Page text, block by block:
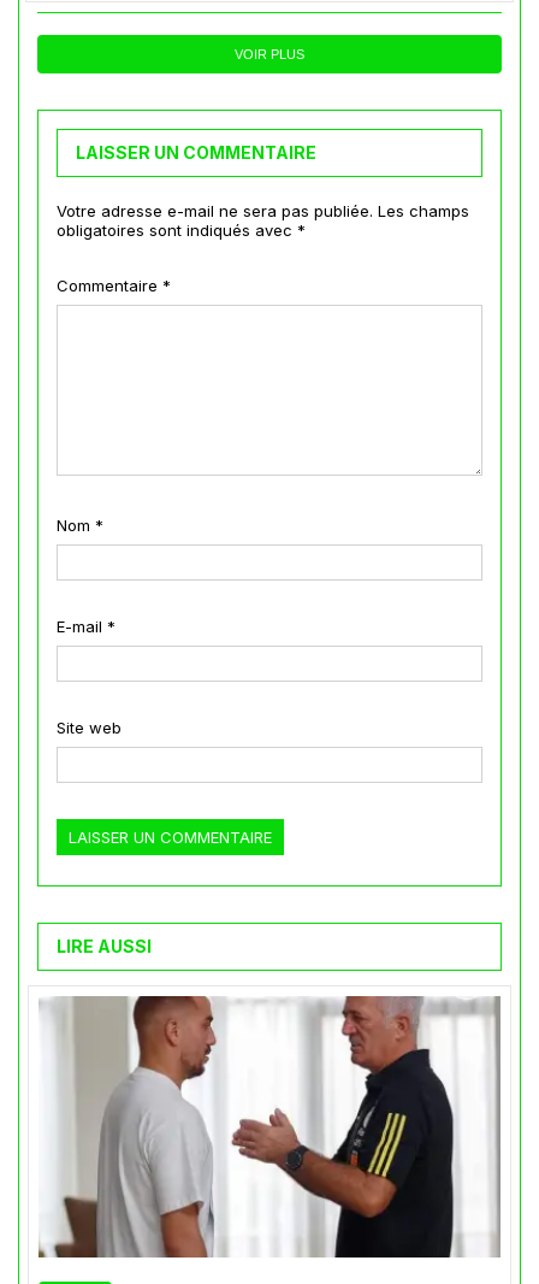
VOIR PLUS
LAISSER UN COMMENTAIRE
Votre adresse e-mail ne sera pas publiée. Les champs
obligatoires sont indiqués avec *
Commentaire *
Nom *
E-mail *
Site web
LIRE AUSSI